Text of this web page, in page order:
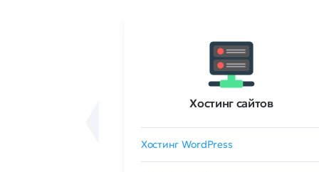
Хостинг сайтов
Хостинг WordPress